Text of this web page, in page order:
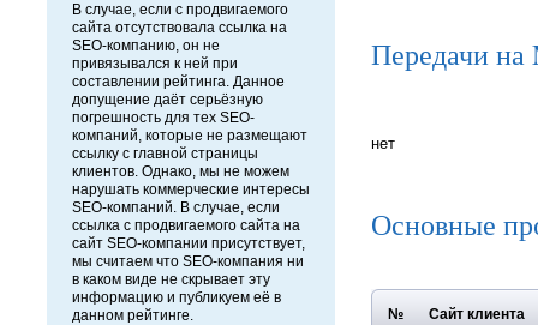
В случае, если с продвигаемого
сайта отсутствовала ссылка на
SEO-компанию, он не
привязывался к ней при
составлении рейтинга. Данное
допущение даёт серьёзную
погрешность для тех SEO-
компаний, которые не размещают
ссылку с главной страницы
клиентов. Однако, мы не можем
нарушать коммерческие интересы
SEO-компаний. В случае, если
ссылка с продвигаемого сайта на
сайт SEO-компании присутствует,
мы считаем что SEO-компания ни
в каком виде не скрывает эту
информацию и публикуем её в
данном рейтинге.
Передачи на
нет
Основные
№ Сайт клиента